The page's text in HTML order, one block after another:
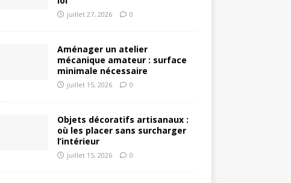
juillet 27, 2026 0
Aménager un atelier
mécanique amateur : surface
minimale nécessaire
juillet 15, 2026 0
Objets décoratifs artisanaux :
où les placer sans surcharger
l’intérieur
juillet 15, 2026 0